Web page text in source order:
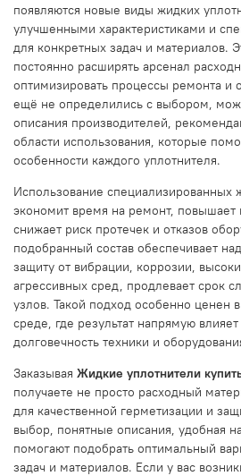
появляются новые виды жидких
улучшенными характеристиками и
для конкретных задач и материалов.
постоянно расширять арсенал
оптимизировать процессы ремонта и
ещё не определились с выбором,
описания производителей,
области использования, которые
особенности каждого уплотнителя.
Использование специализированных
экономит время на ремонт, повышает
снижает риск протечек и отказов
подобранный состав обеспечивает
защиту от вибрации, коррозии,
агрессивных сред, продлевает срок
узлов. Такой подход особенно ценен
среде, где результат напрямую
долговечность техники и
Заказывая Жидкие уплотнители
получаете не просто расходный
для качественной герметизации и
выбор, понятные описания, удобная
помогают подобрать оптимальный
задач и материалов. Если у вас